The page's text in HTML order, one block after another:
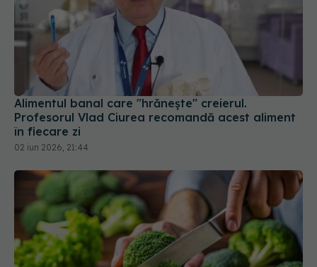
Alimentul banal care "hrănește" creierul.
Profesorul Vlad Ciurea recomandă acest aliment
în fiecare zi
02 iun 2026, 21:44